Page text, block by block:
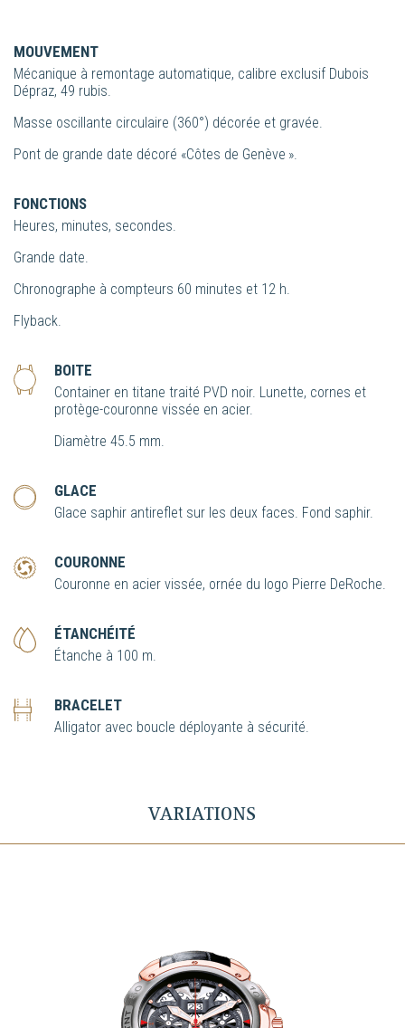
MOUVEMENT
Mécanique à remontage automatique, calibre exclusif Dubois
Dépraz, 49 rubis.
Masse oscillante circulaire (360°) décorée et gravée.
Pont de grande date décoré «Côtes de Genève ».
FONCTIONS
Heures, minutes, secondes.
Grande date.
Chronographe à compteurs 60 minutes et 12 h.
Flyback.
BOITE
Container en titane traité PVD noir. Lunette, cornes et
protège-couronne vissée en acier.
Diamètre 45.5 mm.
GLACE
Glace saphir antireflet sur les deux faces. Fond saphir.
COURONNE
Couronne en acier vissée, ornée du logo Pierre DeRoche.
ÉTANCHÉITÉ
Étanche à 100 m.
BRACELET
Alligator avec boucle déployante à sécurité.
VARIATIONS